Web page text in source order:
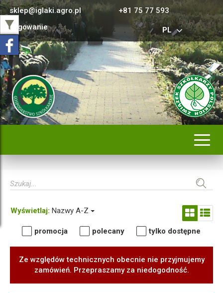
sklep@iglaki.agro.pl
+81 75 77 593
Logowanie
PL
Wyświetlaj: Nazwy A-Z
promocja polecany tylko dostępne
Ze względów technicznych obecnie nie przyjmujemy
zamówień. Przepraszamy za niedogodność.